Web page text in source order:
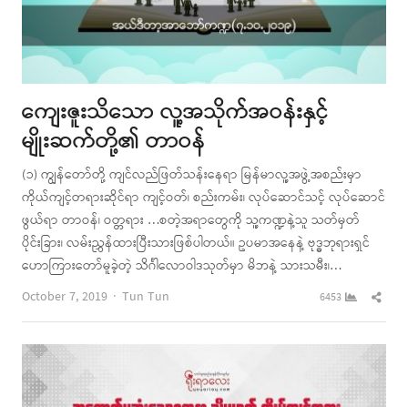
ကျေးဇူးသိသော လူ့အသိုက်အဝန်းနှင့်
မျိုးဆက်တို့၏ တာဝန်
(၁) ကျွန်တော်တို့ ကျင်လည်ဖြတ်သန်းနေရာ မြန်မာလူ့အဖွဲ့အစည်းမှာ
ကိုယ်ကျင့်တရားဆိုင်ရာ ကျင့်ဝတ်၊ စည်းကမ်း၊ လုပ်ဆောင်သင့် လုပ်ဆောင်
ဖွယ်ရာ တာဝန်၊ ဝတ္တရား …စတဲ့အရာတွေကို သူ့ကဏ္ဍနဲ့သူ သတ်မှတ်
ပိုင်းခြား၊ လမ်းညွှန်ထားပြီးသားဖြစ်ပါတယ်။ ဥပမာအနေနဲ့ ဗုဒ္ဓဘုရားရှင်
ဟောကြားတော်မူခဲ့တဲ့ သိင်္ဂါလောဝါဒသုတ်မှာ မိဘနဲ့ သားသမီး၊…
October 7, 2019
Author
Tun Tun 6453